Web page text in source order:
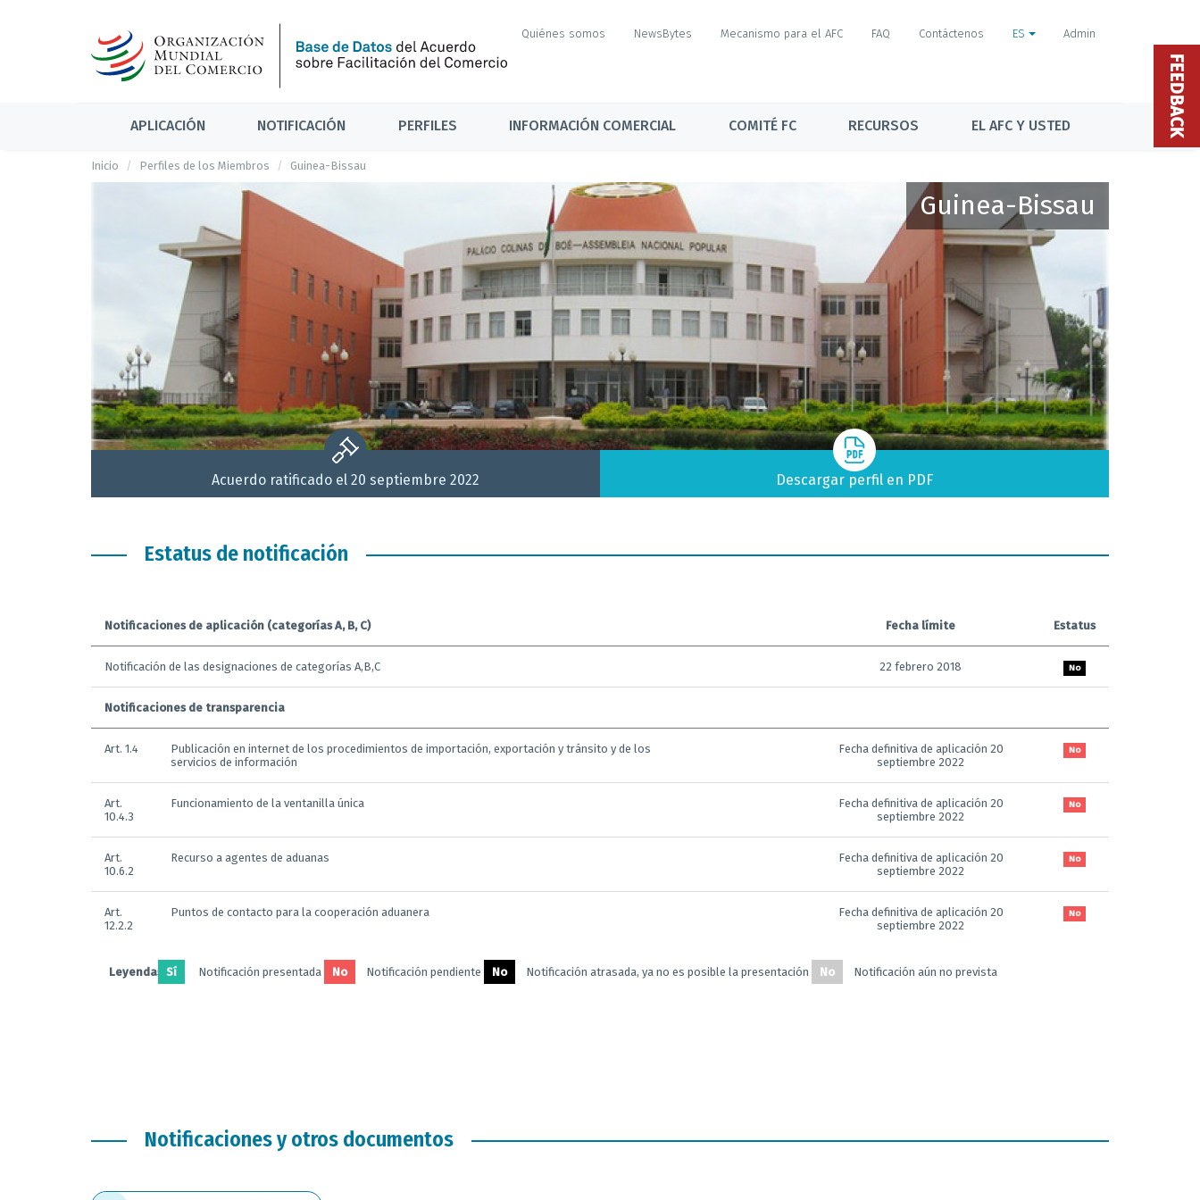
Quiénes somos NewsBytes Mecanismo para el AFC FAQ Contáctenos ES Admin
APLICACIÓN NOTIFICACIÓN PERFILES INFORMACIÓN COMERCIAL COMITÉ FC RECURSOS EL AFC Y USTED
Inicio Perfiles de los Miembros Guinea-Bissau
Guinea-Bissau
Acuerdo ratificado el 20 septiembre 2022 Descargar perfil en PDF
Estatus de notificación
Notificaciones de aplicación (categorías A, B, C) Fecha límite Estatus
Notificación de las designaciones de categorías A,B,C 22 febrero 2018 No
Notificaciones de transparencia
Art. 1.4
Publicación en internet de los procedimientos de importación, exportación y tránsito y de los
servicios de información
Fecha definitiva de aplicación 20
septiembre 2022
No
Art.
10.4.3
Funcionamiento de la ventanilla única
Fecha definitiva de aplicación 20
septiembre 2022
No
Art.
10.6.2
Recurso a agentes de aduanas
Fecha definitiva de aplicación 20
septiembre 2022
No
Art.
12.2.2
Puntos de contacto para la cooperación aduanera
Fecha definitiva de aplicación 20
septiembre 2022
No
Leyendas: Sí Notificación presentada No Notificación pendiente No Notificación atrasada, ya no es posible la presentación No Notificación aún no prevista
Notificaciones y otros documentos
FEEDBACK